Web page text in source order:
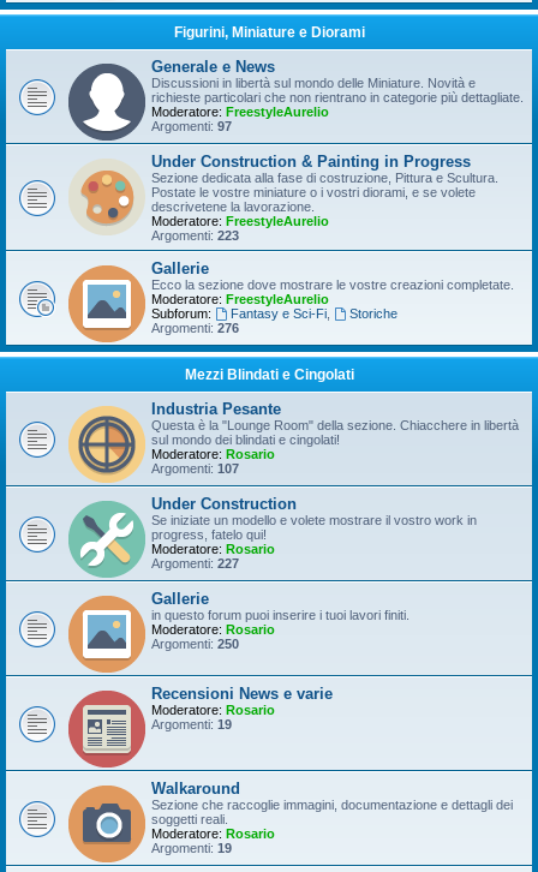
Figurini, Miniature e Diorami
Generale e News
Discussioni in libertà sul mondo delle Miniature. Novità e
richieste particolari che non rientrano in categorie più dettagliate.
Moderatore: FreestyleAurelio
Argomenti: 97
Under Construction & Painting in Progress
Sezione dedicata alla fase di costruzione, Pittura e Scultura.
Postate le vostre miniature o i vostri diorami, e se volete
descrivetene la lavorazione.
Moderatore: FreestyleAurelio
Argomenti: 223
Gallerie
Ecco la sezione dove mostrare le vostre creazioni completate.
Moderatore: FreestyleAurelio
Subforum:
Fantasy e Sci-Fi,
Storiche
Argomenti: 276
Mezzi Blindati e Cingolati
Industria Pesante
Questa è la "Lounge Room" della sezione. Chiacchere in libertà
sul mondo dei blindati e cingolati!
Moderatore: Rosario
Argomenti: 107
Under Construction
Se iniziate un modello e volete mostrare il vostro work in
progress, fatelo qui!
Moderatore: Rosario
Argomenti: 227
Gallerie
in questo forum puoi inserire i tuoi lavori finiti.
Moderatore: Rosario
Argomenti: 250
Recensioni News e varie
Moderatore: Rosario
Argomenti: 19
Walkaround
Sezione che raccoglie immagini, documentazione e dettagli dei
soggetti reali.
Moderatore: Rosario
Argomenti: 19